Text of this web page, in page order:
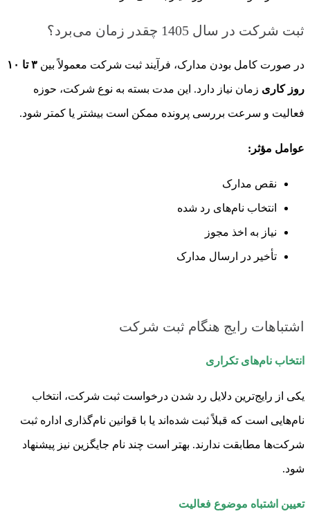
ثبت شرکت در سال 1405 چقدر زمان می‌برد؟
در صورت کامل بودن مدارک، فرآیند ثبت شرکت معمولاً بین ۳ تا ۱۰
روز کاری زمان نیاز دارد. این مدت بسته به نوع شرکت، حوزه
فعالیت و سرعت بررسی پرونده ممکن است بیشتر یا کمتر شود.
عوامل مؤثر:
نقص مدارک
انتخاب نام‌های رد شده
نیاز به اخذ مجوز
تأخیر در ارسال مدارک
اشتباهات رایج هنگام ثبت شرکت
انتخاب نام‌های تکراری
یکی از رایج‌ترین دلایل رد شدن درخواست ثبت شرکت، انتخاب
نام‌هایی است که قبلاً ثبت شده‌اند یا با قوانین نام‌گذاری اداره ثبت
شرکت‌ها مطابقت ندارند. بهتر است چند نام جایگزین نیز پیشنهاد
شود.
تعیین اشتباه موضوع فعالیت